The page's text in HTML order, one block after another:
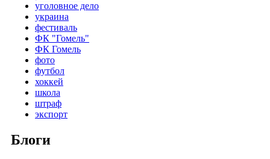
уголовное дело
украина
фестиваль
ФК "Гомель"
ФК Гомель
фото
футбол
хоккей
школа
штраф
экспорт
Блоги